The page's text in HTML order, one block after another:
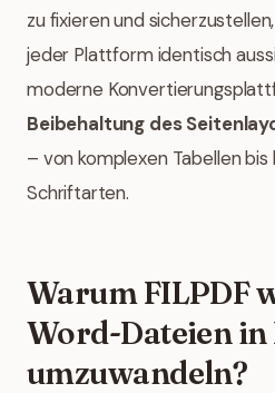
zu fixieren und
jeder Plattform identisch
moderne
Beibehaltung des
– von komplexen Tabellen bis
Schriftarten.
Warum FILPDF
Word-Dateien in
umzuwandeln?